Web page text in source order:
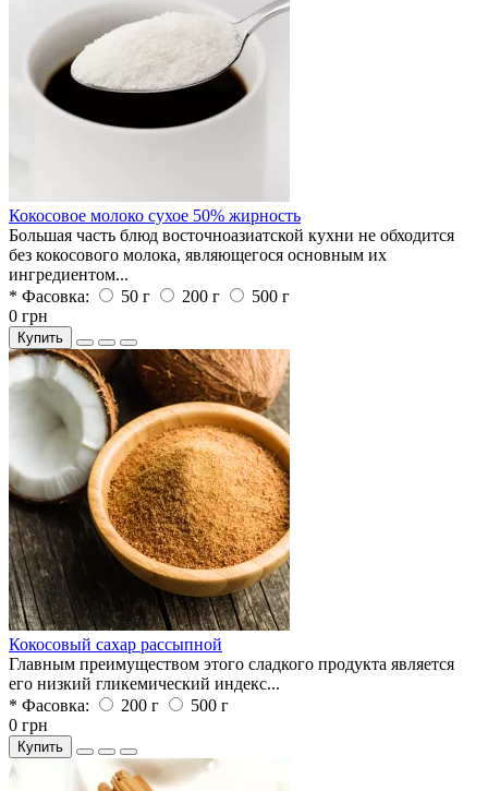
Кокосовое молоко сухое 50% жирность
Большая часть блюд восточноазиатской кухни не обходится
без кокосового молока, являющегося основным их
ингредиентом...
* Фасовка:
50 г 200 г
500 г
0 грн
Купить
Кокосовый сахар рассыпной
Главным преимуществом этого сладкого продукта является
его низкий гликемический индекс...
* Фасовка:
200 г
500 г
0 грн
Купить